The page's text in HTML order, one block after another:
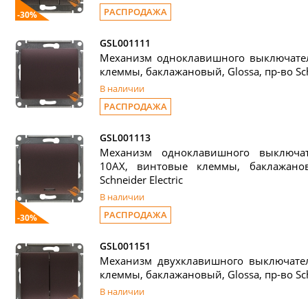
-30% РАСПРОДАЖА
GSL001111
Механизм одноклавишного
клеммы, баклажановый, Glossa, пр-во
В наличии
РАСПРОДАЖА
-30%
GSL001113
Механизм одноклавишного
10АХ, винтовые клеммы,
Schneider Electric
В наличии
РАСПРОДАЖА
GSL001151
Механизм двухклавишного
клеммы, баклажановый, Glossa, пр-во
В наличии